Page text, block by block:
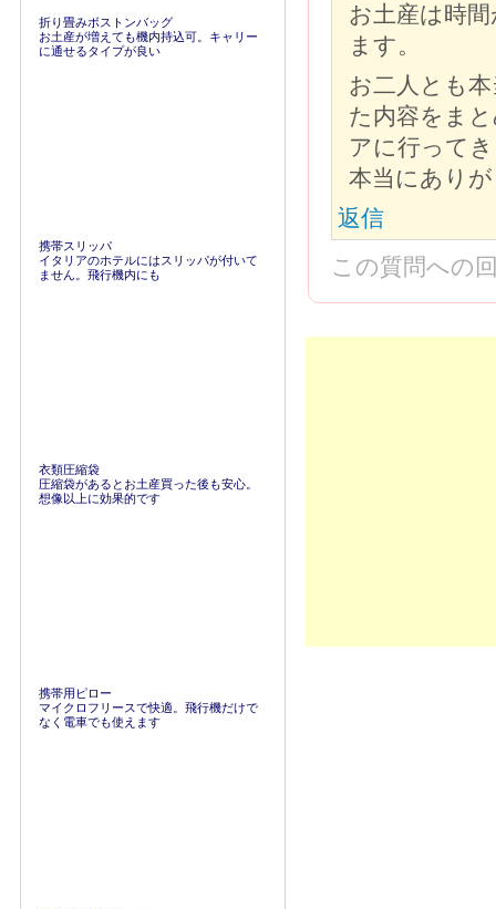
お土産は時
ます。
お二人とも
た内容をま
アに行って
本当にあり
返信
この質問への
折り畳みボストンバッグ
お土産が増えても機内持込可。キャリー
に通せるタイプが良い
携帯スリッパ
イタリアのホテルにはスリッパが付いて
ません。飛行機内にも
衣類圧縮袋
圧縮袋があるとお土産買った後も安心。
想像以上に効果的です
携帯用ピロー
マイクロフリースで快適。飛行機だけで
なく電車でも使えます